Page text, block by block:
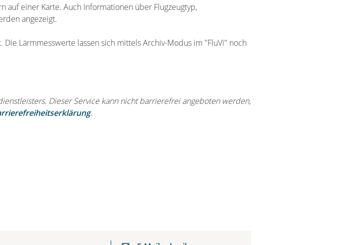
auf einer Karte. Auch Informationen über Flugzeugtyp,
angezeigt.
Lärmmesswerte lassen sich mittels Archiv-Modus im "FluVi" noch
Dieser Service kann nicht barrierefrei angeboten werden,
.